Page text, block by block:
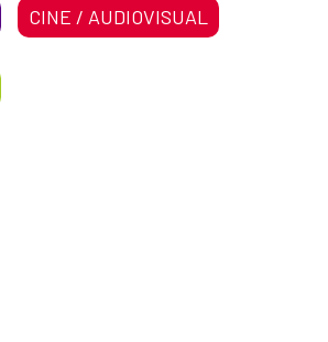
CINE / AUDIOVISUAL